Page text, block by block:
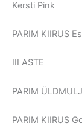
Kersti Pink
PARIM KIIRUS
III ASTE
PARIM
PARIM KIIRUS